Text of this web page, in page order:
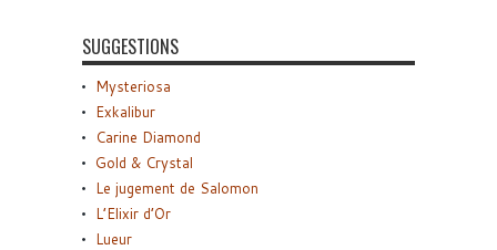
SUGGESTIONS
Mysteriosa
Exkalibur
Carine Diamond
Gold & Crystal
Le jugement de Salomon
L’Elixir d’Or
Lueur